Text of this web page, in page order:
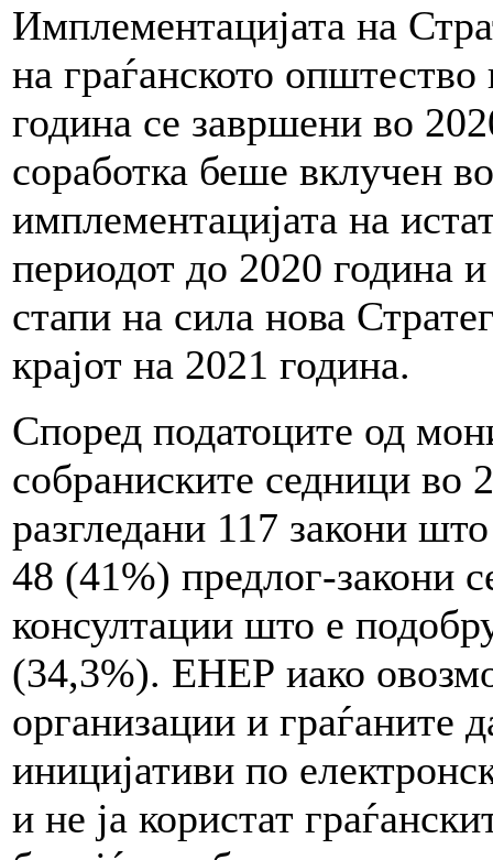
Имплементацијата на
на граѓанското
година се завршени во
соработка беше вклучен
имплементацијата на
периодот до 2020 година
стапи на сила нова
крајот на 2021 година.
Според податоците од
собраниските седници во
разгледани 117 закони
48 (41%) предлог-закони
консултации што е
(34,3%). ЕНЕР иако
организации и граѓаните
иницијативи по
и не ја користат